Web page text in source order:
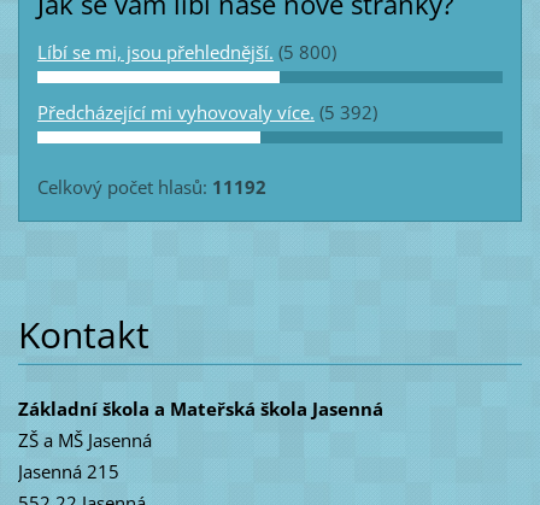
Líbí se mi, jsou přehlednější. (5 800)
Předcházející mi vyhovovaly více. (5 392)
Celkový počet hlasů: 11192
Kontakt
Základní škola a Mateřská škola Jasenná
ZŠ a MŠ Jasenná
Jasenná 215